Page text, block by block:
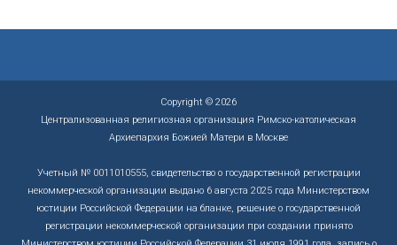
Copyright © 2026
Централизованная религиозная организация Римско-католическая
Архиепархия Божией Матери в Москве
Учетный № 0011010555, свидетельство о государственной регистрации
некоммерческой организации выдано 6 августа 2025 года Министерством
юстиции Российской Федерации на бланке, решение о государственной
регистрации некоммерческой организации при создании принято